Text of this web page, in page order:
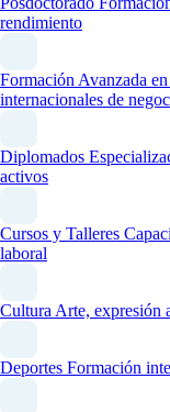
rendimiento
Formación Avanzada
internacionales de
Diplomados
activos
Cursos y Talleres
laboral
CulturaArte, expresión
Deportes Formación